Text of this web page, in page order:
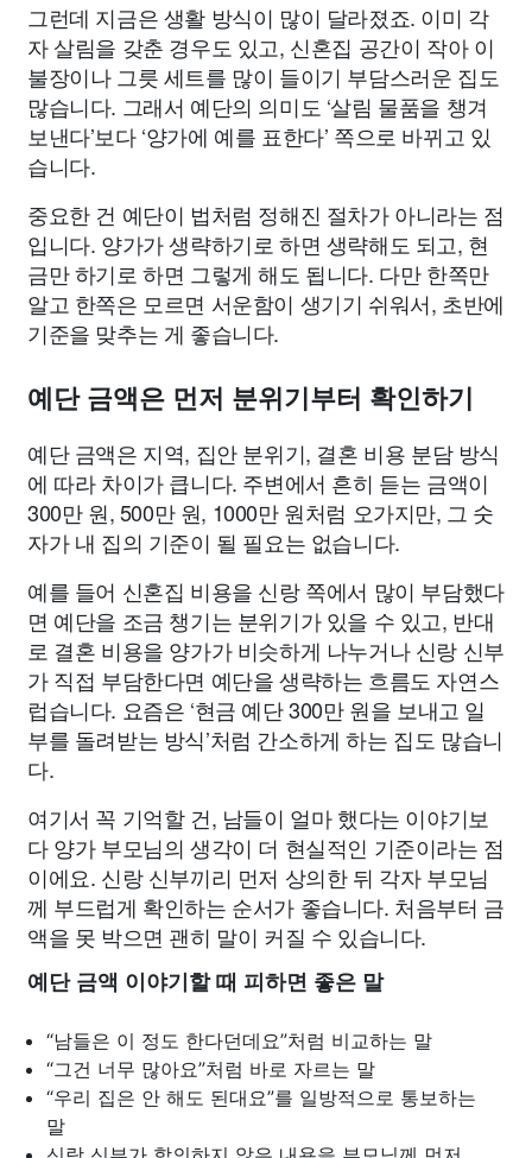
그런데 지금은 생활 방식이 많이 달라졌죠. 이미 각
자 살림을 갖춘 경우도 있고, 신혼집 공간이 작아 이
불장이나 그릇 세트를 많이 들이기 부담스러운 집도
많습니다. 그래서 예단의 의미도 ‘살림 물품을 챙겨
보낸다’보다 ‘양가에 예를 표한다’ 쪽으로 바뀌고 있
습니다.
중요한 건 예단이 법처럼 정해진 절차가 아니라는 점
입니다. 양가가 생략하기로 하면 생략해도 되고, 현
금만 하기로 하면 그렇게 해도 됩니다. 다만 한쪽만
알고 한쪽은 모르면 서운함이 생기기 쉬워서, 초반에
기준을 맞추는 게 좋습니다.
예단 금액은 먼저 분위기부터 확인하기
예단 금액은 지역, 집안 분위기, 결혼 비용 분담 방식
에 따라 차이가 큽니다. 주변에서 흔히 듣는 금액이
300만 원, 500만 원, 1000만 원처럼 오가지만, 그 숫
자가 내 집의 기준이 될 필요는 없습니다.
예를 들어 신혼집 비용을 신랑 쪽에서 많이 부담했다
면 예단을 조금 챙기는 분위기가 있을 수 있고, 반대
로 결혼 비용을 양가가 비슷하게 나누거나 신랑 신부
가 직접 부담한다면 예단을 생략하는 흐름도 자연스
럽습니다. 요즘은 ‘현금 예단 300만 원을 보내고 일
부를 돌려받는 방식’처럼 간소하게 하는 집도 많습니
다.
여기서 꼭 기억할 건, 남들이 얼마 했다는 이야기보
다 양가 부모님의 생각이 더 현실적인 기준이라는 점
이에요. 신랑 신부끼리 먼저 상의한 뒤 각자 부모님
께 부드럽게 확인하는 순서가 좋습니다. 처음부터 금
액을 못 박으면 괜히 말이 커질 수 있습니다.
예단 금액 이야기할 때 피하면 좋은 말
“남들은 이 정도 한다던데요”처럼 비교하는 말
“그건 너무 많아요”처럼 바로 자르는 말
“우리 집은 안 해도 된대요”를 일방적으로 통보하는
말